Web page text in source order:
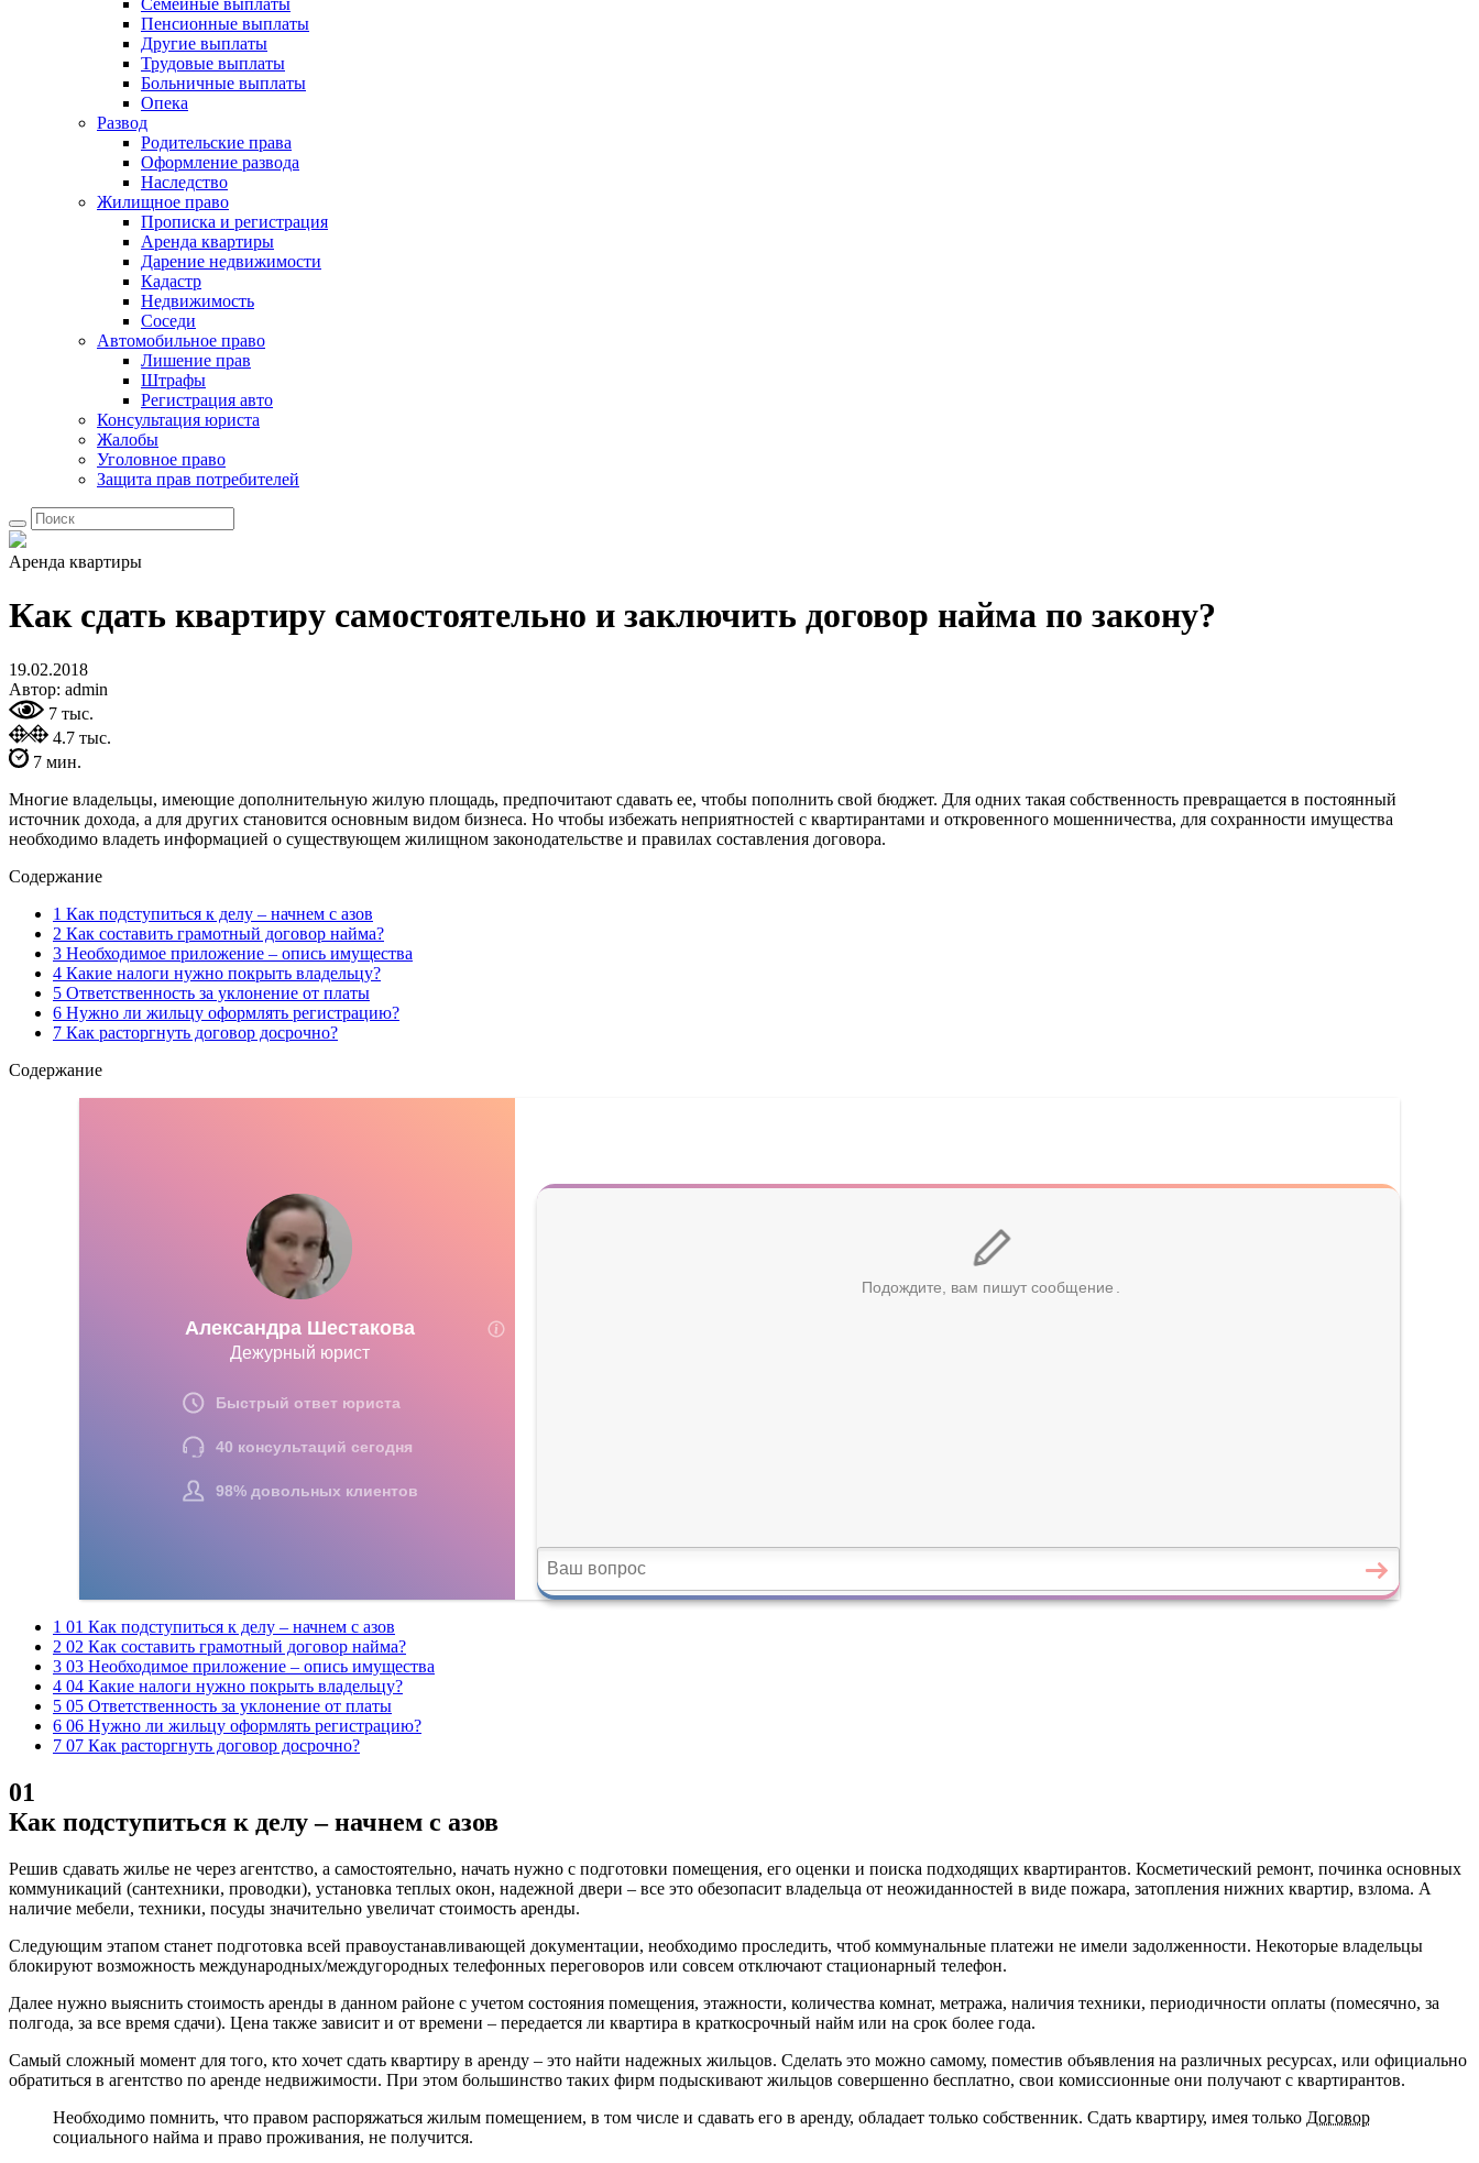
Семейные выплаты
Пенсионные выплаты
Другие выплаты
Трудовые выплаты
Больничные выплаты
Опека
Развод
Родительские права
Оформление развода
Наследство
Жилищное право
Прописка и регистрация
Аренда квартиры
Дарение недвижимости
Кадастр
Недвижимость
Соседи
Автомобильное право
Лишение прав
Штрафы
Регистрация авто
Консультация юриста
Жалобы
Уголовное право
Защита прав потребителей
Аренда квартиры
Как сдать квартиру самостоятельно и заключить договор найма по закону?
19.02.2018
Автор: admin
7 тыс.
4.7 тыс.
7 мин.
Многие владельцы, имеющие дополнительную жилую площадь, предпочитают сдавать ее, чтобы пополнить свой бюджет. Для одних такая собственность превращается в постоянный
источник дохода, а для других становится основным видом бизнеса. Но чтобы избежать неприятностей с квартирантами и откровенного мошенничества, для сохранности имущества
необходимо владеть информацией о существующем жилищном законодательстве и правилах составления договора.
Содержание
1 Как подступиться к делу – начнем с азов
2 Как составить грамотный договор найма?
3 Необходимое приложение – опись имущества
4 Какие налоги нужно покрыть владельцу?
5 Ответственность за уклонение от платы
6 Нужно ли жильцу оформлять регистрацию?
7 Как расторгнуть договор досрочно?
Содержание
1 01 Как подступиться к делу – начнем с азов
2 02 Как составить грамотный договор найма?
3 03 Необходимое приложение – опись имущества
4 04 Какие налоги нужно покрыть владельцу?
5 05 Ответственность за уклонение от платы
6 06 Нужно ли жильцу оформлять регистрацию?
7 07 Как расторгнуть договор досрочно?
01
Как подступиться к делу – начнем с азов
Решив сдавать жилье не через агентство, а самостоятельно, начать нужно с подготовки помещения, его оценки и поиска подходящих квартирантов. Косметический ремонт, починка основных
коммуникаций (сантехники, проводки), установка теплых окон, надежной двери – все это обезопасит владельца от неожиданностей в виде пожара, затопления нижних квартир, взлома. А
наличие мебели, техники, посуды значительно увеличат стоимость аренды.
Следующим этапом станет подготовка всей правоустанавливающей документации, необходимо проследить, чтоб коммунальные платежи не имели задолженности. Некоторые владельцы
блокируют возможность международных/междугородных телефонных переговоров или совсем отключают стационарный телефон.
Далее нужно выяснить стоимость аренды в данном районе с учетом состояния помещения, этажности, количества комнат, метража, наличия техники, периодичности оплаты (помесячно, за
полгода, за все время сдачи). Цена также зависит и от времени – передается ли квартира в краткосрочный найм или на срок более года.
Самый сложный момент для того, кто хочет сдать квартиру в аренду – это найти надежных жильцов. Сделать это можно самому, поместив объявления на различных ресурсах, или официально
обратиться в агентство по аренде недвижимости. При этом большинство таких фирм подыскивают жильцов совершенно бесплатно, свои комиссионные они получают с квартирантов.
Необходимо помнить, что правом распоряжаться жилым помещением, в том числе и сдавать его в аренду, обладает только собственник. Сдать квартиру, имея только Договор
социального найма и право проживания, не получится.